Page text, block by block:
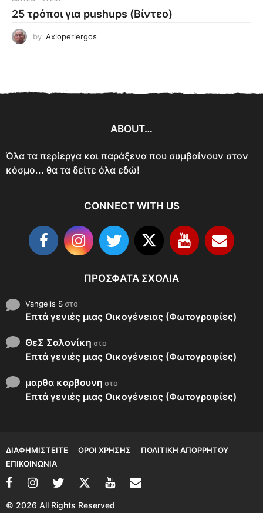
25 τρόποι για pushups (Βίντεο)
by Axioperiergos
ABOUT…
Όλα τα περίεργα και παράξενα που συμβαίνουν στον
κόσμο... θα τα δείτε όλα εδώ!
CONNECT WITH US
ΠΡΌΣΦΑΤΑ ΣΧΌΛΙΑ
Vangelis Sστο
Επτά γενιές μιας Οικογένειας (Φωτογραφίες)
ΘεΣ Σαλονίκη στο
Επτά γενιές μιας Οικογένειας (Φωτογραφίες)
μαρθα καρβουνη στο
Επτά γενιές μιας Οικογένειας (Φωτογραφίες)
ΔΙΑΦΗΜΙΣΤΕΊΤΕ ΌΡΟΙ ΧΡΉΣΗΣ
ΠΟΛΙΤΙΚΉ ΑΠΟΡΡΉΤΟΥ
ΕΠΙΚΟΙΝΩΝΊΑ
© 2026 All Rights Reserved